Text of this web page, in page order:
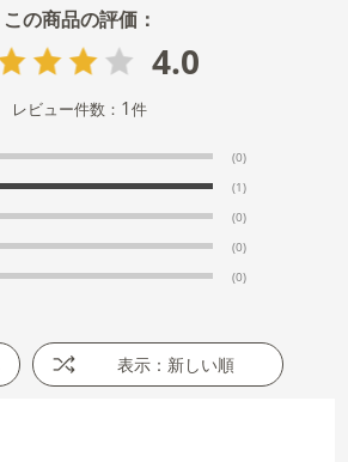
4.0
レビュー件数： 1件
(0)
(1)
(0)
(0)
(0)
表示：新しい順